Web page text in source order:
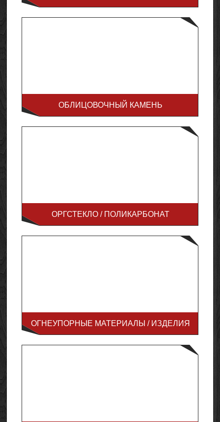
ОБЛИЦОВОЧНЫЙ КАМЕНЬ
ОРГСТЕКЛО / ПОЛИКАРБОНАТ
ОГНЕУПОРНЫЕ МАТЕРИАЛЫ / ИЗДЕЛИЯ